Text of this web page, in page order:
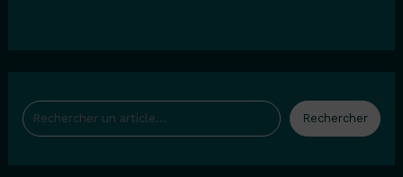
Rechercher
Rechercher